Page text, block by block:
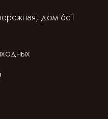
дом 6с1